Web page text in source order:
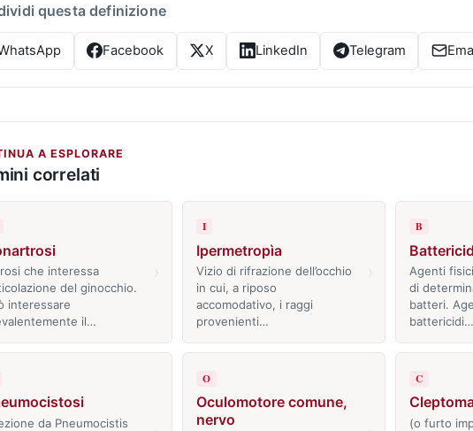
questa definizione
Facebook X LinkedIn Telegram
A ESPLORARE
correlati
che interessa
del ginocchio.
interessare
il…
I
Ipermetropìa
Vizio di rifrazione dell’occhio
in cui, a riposo
accomodativo, i raggi
provenienti…
B
Agenti
di
batteri.
battericidi…
da Pneumocistis
O
Oculomotore comune,
nervo
C
(o furto